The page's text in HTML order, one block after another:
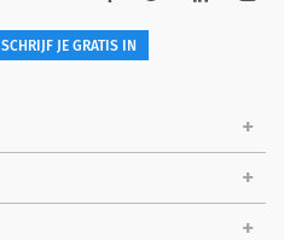
SCHRIJF JE GRATIS IN